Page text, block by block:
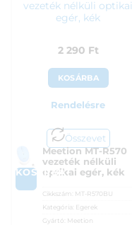
vezeték nélküli optikai
egér, kék
2 290 Ft
KOSÁRBA
Rendelésre
Összevet
KOSÁRBA
Meetion MT-R570
vezeték nélküli
optikai egér, kék
Cikkszám: MT-R570BU
Kategória: Egerek
Gyártó: Meetion